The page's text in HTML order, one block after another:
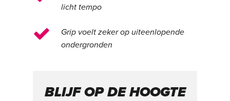
licht tempo
Grip voelt zeker op uiteenlopende
ondergronden
BLIJF OP DE HOOGTE